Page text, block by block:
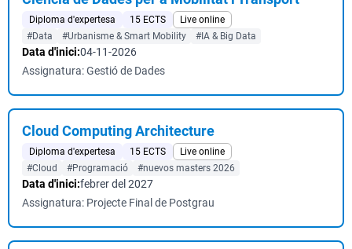
Diploma d'expertesa 15 ECTS
Live online
#Data
#Urbanisme & Smart Mobility #IA & Big Data
Data d'inici:04-11-2026
Assignatura: Gestió de Dades
Cloud Computing Architecture
Diploma d'expertesa 15 ECTS
Live online
#Cloud
#Programació #nuevos masters 2026
Data d'inici:febrer del 2027
Assignatura: Projecte Final de Postgrau